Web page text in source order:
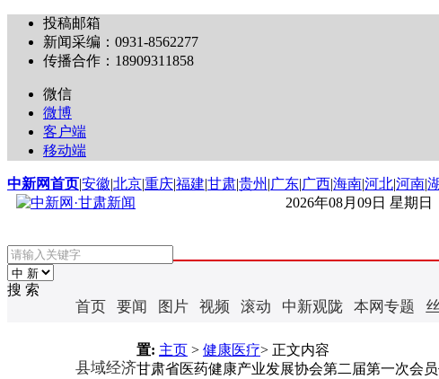
投稿邮箱
新闻采编：0931-8562277
传播合作：18909311858
微信
微博
客户端
移动端
中新网首页|安徽|北京|重庆|福建|甘肃|贵州 |广东|广西|海南|河北|河南|
2026年08月09日 星期日
搜 索
首页 要闻 图片 视频 滚动 中新观陇 本网专题
县域经济
置: 主页 > 健康医疗> 正文内容
甘肃省医药健康产业发展协会第二届第一次会